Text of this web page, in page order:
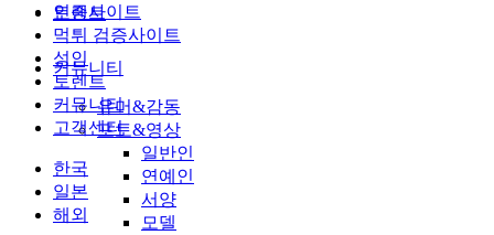
토렌트
커뮤니티
유머&감동
포토&영상
일반인
연예인
서양
모델
인증사이트
먹튀 검증사이트
성인
토렌트
커뮤니티
고객센터
한국
일본
해외